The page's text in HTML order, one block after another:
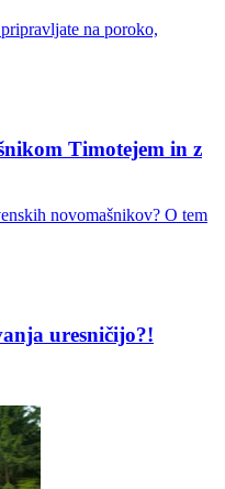
na poroko,
Timotejem in z
novomašnikov? O tem
uresničijo?!